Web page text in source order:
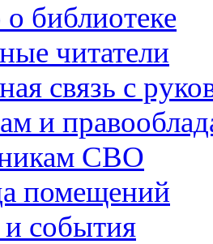
библиотеке
читатели
связь с
и
СВО
помещений
события